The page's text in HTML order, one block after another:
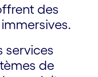
des
services
de